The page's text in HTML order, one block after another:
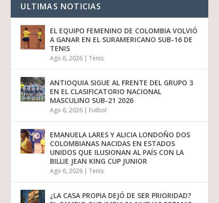
ULTIMAS NOTICIAS
EL EQUIPO FEMENINO DE COLOMBIA VOLVIÓ
A GANAR EN EL SURAMERICANO SUB-16 DE
TENIS
Ago 6, 2026 |Tenis
ANTIOQUIA SIGUE AL FRENTE DEL GRUPO 3
EN EL CLASIFICATORIO NACIONAL
MASCULINO SUB-21 2026
Ago 6, 2026 | Futbol
EMANUELA LARES Y ALICIA LONDOÑO DOS
COLOMBIANAS NACIDAS EN ESTADOS
UNIDOS QUE ILUSIONAN AL PAÍS CON LA
BILLIE JEAN KING CUP JUNIOR
Ago 6, 2026 |Tenis
¿LA CASA PROPIA DEJÓ DE SER PRIORIDAD?